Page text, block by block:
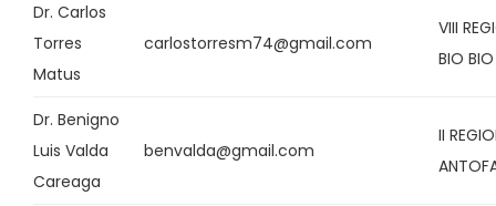
Dr. Carlos
Torres
Matus
carlostorresm74@gmail.com
VIII
BIO BIO
Dr. Benigno
Luis Valda
Careaga
benvalda@gmail.com
II